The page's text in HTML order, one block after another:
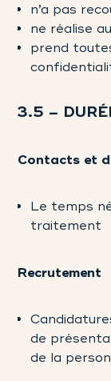
n’a pas
ne réalise
prend
3.5 –
Contacts et
Le temps
traitement
Recrutement
de
de la